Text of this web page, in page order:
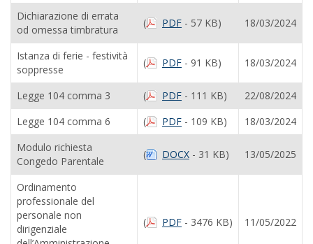
Dichiarazione di errata
od omessa timbratura
( PDF - 57 KB) 18/03/2024
Istanza di ferie - festività
soppresse
( PDF - 91 KB) 18/03/2024
Legge 104 comma 3 ( PDF - 111 KB)
22/08/2024
Legge 104 comma 6
( PDF - 109 KB)
18/03/2024
Modulo richiesta
Congedo Parentale
( DOCX - 31 KB) 13/05/2025
Ordinamento
professionale del
personale non
dirigenziale
( PDF - 3476 KB) 11/05/2022